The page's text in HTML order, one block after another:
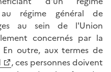
au régime général de
au sein de l'Union
concernés par la
outre, aux termes de
, ces personnes doivent